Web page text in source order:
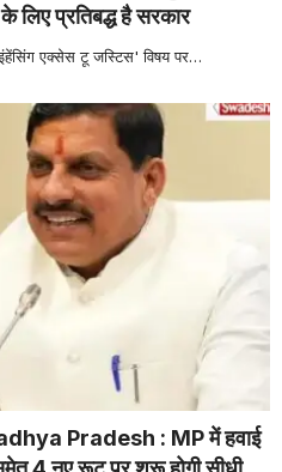
लिए प्रतिबद्ध है सरकार
एक्सेस टू जस्टिस' विषय पर…
Pradesh : MP में हवाई